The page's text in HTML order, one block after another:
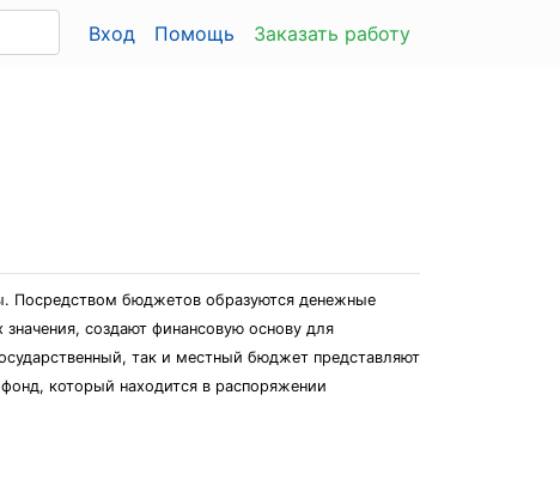
Вход Помощь Заказать работу
Посредством бюджетов образуются денежные
создают финансовую основу для
так и местный бюджет представляют
который находится в распоряжении